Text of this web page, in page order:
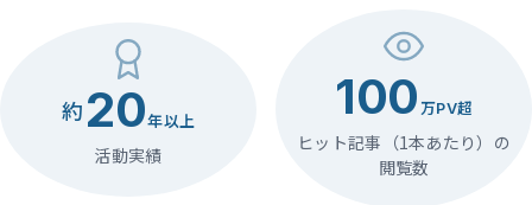
約 20年以上
活動実績
100 万PV超
ヒット記事（1本あたり）の
閲覧数